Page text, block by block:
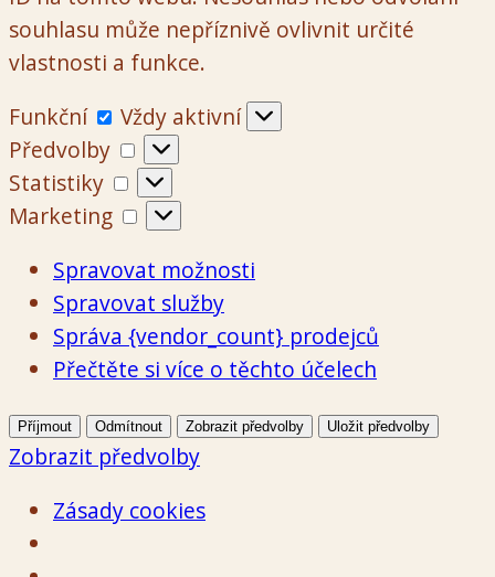
souhlasu může nepříznivě ovlivnit určité
vlastnosti a funkce.
Funkční
Funkční
Vždy aktivní
Předvolby
Předvolby
Statistiky
Statistiky
Marketing
Marketing
Spravovat možnosti
Spravovat služby
Správa {vendor_count} prodejců
Přečtěte si více o těchto účelech
Příjmout Odmítnout Zobrazit předvolby Uložit předvolby
Zobrazit předvolby
Zásady cookies